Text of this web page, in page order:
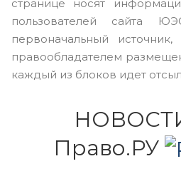
странице носят
пользователей сайта
первоначальный
правообладателем
каждый из блоков идет
Право.РУ